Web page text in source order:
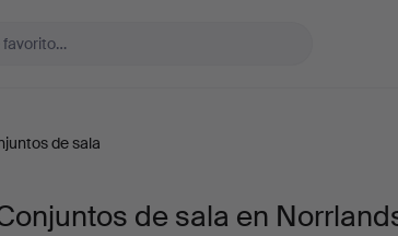
de sala
de sala en